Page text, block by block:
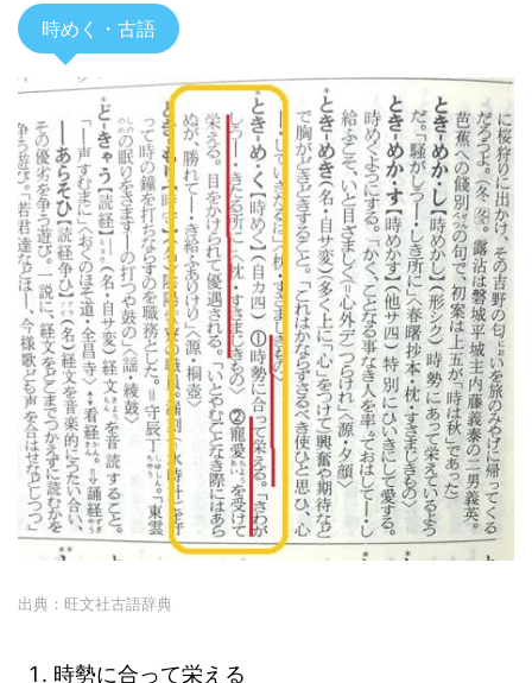
時めく・古語
出典：旺文社古語辞典
時勢に合って栄える